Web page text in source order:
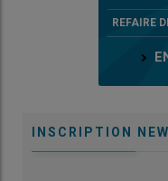
REFAIRE
INSCRIPTION